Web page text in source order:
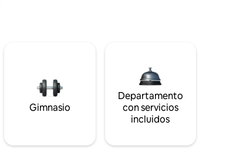
Gimnasio
Departamento
con servicios
incluidos